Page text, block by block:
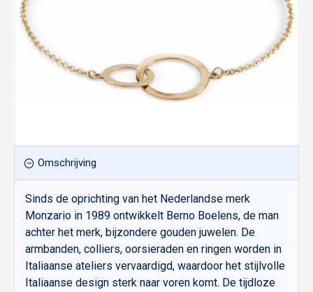
Omschrijving
Sinds de oprichting van het Nederlandse merk
Monzario in 1989 ontwikkelt Berno Boelens, de man
achter het merk, bijzondere gouden juwelen. De
armbanden, colliers, oorsieraden en ringen worden in
Italiaanse ateliers vervaardigd, waardoor het stijlvolle
Italiaanse design sterk naar voren komt. De tijdloze